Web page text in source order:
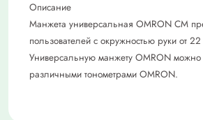
Описание
Манжета универсальная OMRON CМ
пользователей с окружностью руки от
Универсальную манжету OMRON можно
различными тонометрами OMRON.